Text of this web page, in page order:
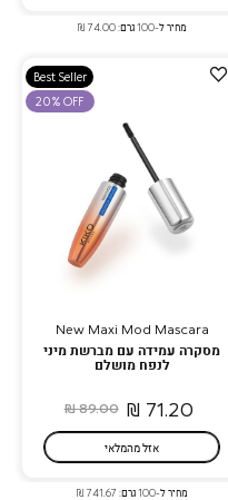
מחיר ל-100 גרם: 74.00 ₪
הוספה
Best Seller
20% OFF
New Maxi Mod Mascara
מסקרה עמידה עם מברשת מיני
לנפח מושלם
71.20 ₪
89.00 ₪
אזל מהמלאי
מחיר ל-100 גרם: 741.67 ₪